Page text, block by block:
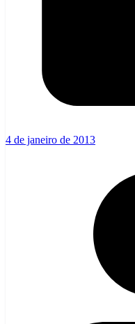
4 de janeiro de 2013